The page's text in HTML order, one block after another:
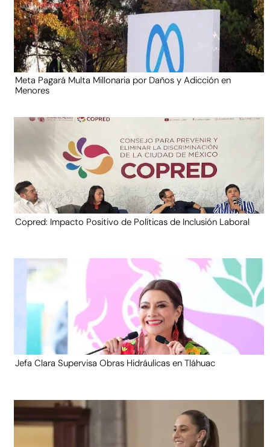
Meta Pagará Multa Millonaria por Daños y Adicción en
Menores
Copred: Impacto Positivo de Políticas de Inclusión Laboral
Jefa Clara Supervisa Obras Hidráulicas en Tláhuac